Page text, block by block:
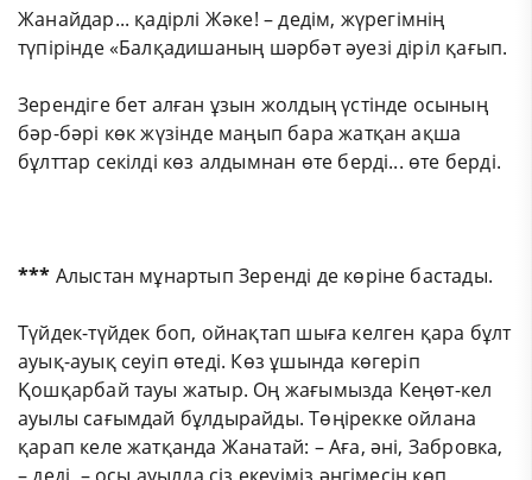
Жанайдар... қадірлі Жәке! – дедім, жүрегімнің
түпірінде «Балқадишаның шәрбәт әуезі діріл қағып.
Зерендіге бет алған ұзын жолдың үстінде осының
бәр-бәрі көк жүзінде маңып бара жатқан ақша
бұлттар секілді көз алдымнан өте берді... өте берді.
*** Алыстан мұнартып Зеренді де көріне бастады.
Түйдек-түйдек боп, ойнақтап шыға келген қара бұлт
ауық-ауық сеуіп өтеді. Көз ұшында көгеріп
Қошқарбай тауы жатыр. Оң жағымызда Кеңөт-кел
ауылы сағымдай бұлдырайды. Төңірекке ойлана
қарап келе жатқанда Жанатай: – Аға, әні, Забровка,
– деді, – осы ауылда сіз екеуіміз әңгімесін көп